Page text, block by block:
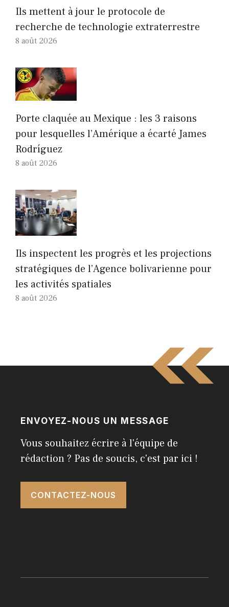
Ils mettent à jour le protocole de
recherche de technologie extraterrestre
8 août 2026
Porte claquée au Mexique : les 3 raisons
pour lesquelles l’Amérique a écarté James
Rodríguez
8 août 2026
Ils inspectent les progrès et les projections
stratégiques de l’Agence bolivarienne pour
les activités spatiales
8 août 2026
ENVOYEZ-NOUS UN MESSAGE
Vous souhaitez écrire à l'équipe de
rédaction ? Pas de soucis, c'est par ici !
CONTACTEZ-NOUS